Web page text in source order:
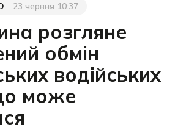
23 червня 10:37
розгляне
обмін
водійських
може